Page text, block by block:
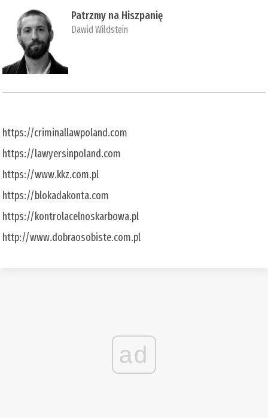
Patrzmy na Hiszpanię
Dawid Wildstein
https://criminallawpoland.com
https://lawyersinpoland.com
https://www.kkz.com.pl
https://blokadakonta.com
https://kontrolacelnoskarbowa.pl
http://www.dobraosobiste.com.pl
ad